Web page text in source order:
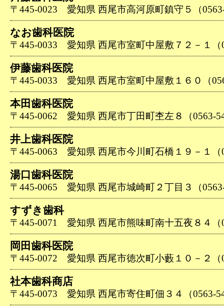
〒445-0023 愛知県 西尾市高河原町鎮守５（
なお歯科医院
〒445-0033 愛知県 西尾市室町中屋敷７２－１（
伊藤歯科医院
〒445-0033 愛知県 西尾市室町中屋敷１６０（
本田歯科医院
〒445-0062 愛知県 西尾市丁田町杢左８（0563-
井上歯科医院
〒445-0063 愛知県 西尾市今川町石橋１９－１（
湯口歯科医院
〒445-0065 愛知県 西尾市城崎町２丁目３（
すずき歯科
〒445-0071 愛知県 西尾市熊味町南十五夜８４（
岡田歯科医院
〒445-0072 愛知県 西尾市徳次町小藪１０－２（
社本歯科商店
〒445-0073 愛知県 西尾市寄住町佃３４（0563-